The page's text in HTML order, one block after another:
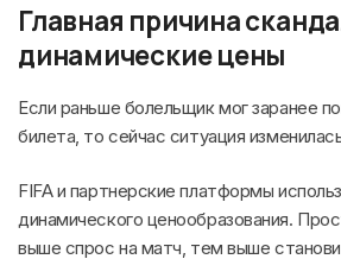
Главная причина
динамические цены
Если раньше болельщик мог заранее
билета, то сейчас ситуация
FIFA и партнерские платформы
динамического ценообразования.
выше спрос на матч, тем выше